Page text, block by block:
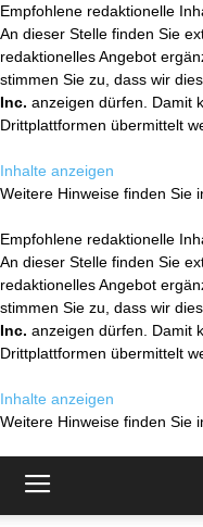
Empfohlene redaktionelle
An dieser Stelle finden Sie
redaktionelles Angebot
stimmen Sie zu, dass wir
Inc. anzeigen dürfen. Damit
Drittplattformen übermittelt
Inhalte anzeigen
Weitere Hinweise finden Sie
Empfohlene redaktionelle
An dieser Stelle finden Sie
redaktionelles Angebot
stimmen Sie zu, dass wir
Inc. anzeigen dürfen. Damit
Drittplattformen übermittelt
Inhalte anzeigen
Weitere Hinweise finden Sie